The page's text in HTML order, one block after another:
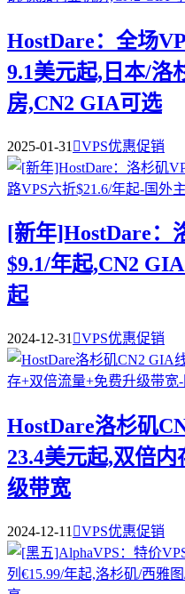
HostDare：全场
9.1美元起,日本/洛
房,CN2 GIA可选
2025-01-31 VPS优惠促销
[新年]HostDare：
$9.1/年起,CN2
起
2024-12-31 VPS优惠促销
HostDare洛杉矶
23.4美元起,双倍
级带宽
2024-12-11 VPS优惠促销